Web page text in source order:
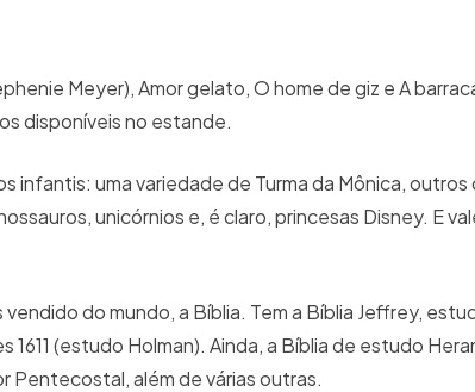
Meyer), Amor gelato, O home de giz e A
disponíveis no estande.
infantis: uma variedade de Turma da Mônica, outros
unicórnios e, é claro, princesas Disney. E
do mundo, a Bíblia. Tem a Bíblia Jeffrey,
(estudo Holman). Ainda, a Bíblia de estudo
Pentecostal, além de várias outras.